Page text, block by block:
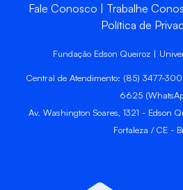
Fale Conosco Trabalhe
Política de
Fundação Edson Queiroz |
Central de Atendimento: (85) 3477-
6625
Av. Washington Soares, 1321 - Edson
Fortaleza / CE -